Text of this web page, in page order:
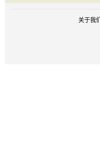
关于我们